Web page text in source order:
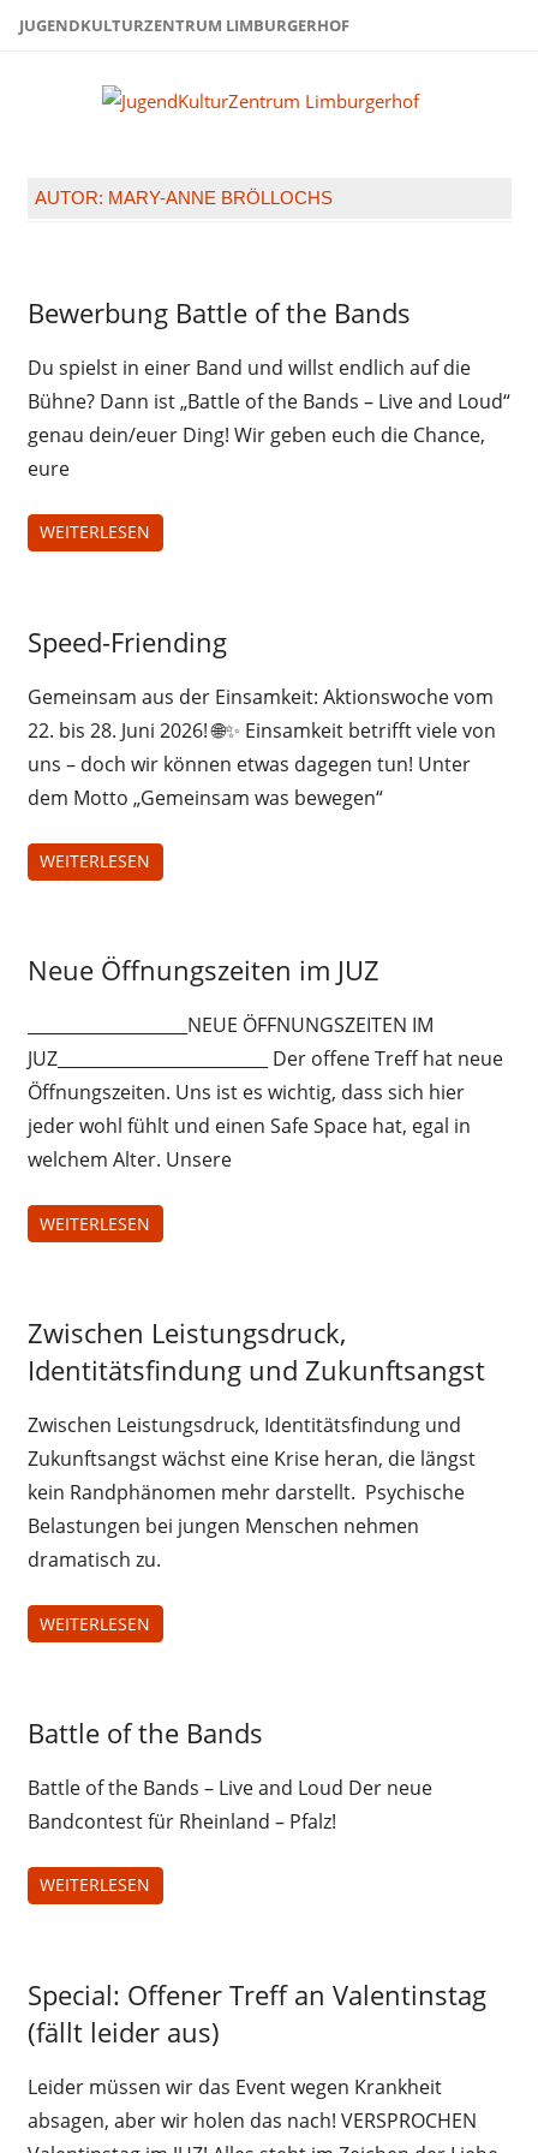
ZumJUGENDKULTURZENTRUM LIMBURGERHOF
AUTOR: MARY-ANNE BRÖLLOCHS
Juz-
Sommer
2026
Bewerbung Battle of the Bands
Du spielst in einer Band und willst endlich auf die
Bühne? Dann ist „Battle of the Bands – Live and Loud“
genau dein/euer Ding! Wir geben euch die Chance,
eure
WEITERLESEN
Speed-Friending
Gemeinsam aus der Einsamkeit: Aktionswoche vom
22. bis 28. Juni 2026! 🌐✨ Einsamkeit betrifft viele von
uns – doch wir können etwas dagegen tun! Unter
dem Motto „Gemeinsam was bewegen“
WEITERLESEN
Neue Öffnungszeiten im JUZ
___________________NEUE ÖFFNUNGSZEITEN IM
JUZ_________________________ Der offene Treff hat neue
Öffnungszeiten. Uns ist es wichtig, dass sich hier
jeder wohl fühlt und einen Safe Space hat, egal in
welchem Alter. Unsere
WEITERLESEN
Zwischen Leistungsdruck,
Identitätsfindung und Zukunftsangst
Zwischen Leistungsdruck, Identitätsfindung und
Zukunftsangst wächst eine Krise heran, die längst
kein Randphänomen mehr darstellt. Psychische
Belastungen bei jungen Menschen nehmen
dramatisch zu.
WEITERLESEN
Battle of the Bands
Battle of the Bands – Live and Loud Der neue
Bandcontest für Rheinland – Pfalz!
WEITERLESEN
Juz-
Treff
Special: Offener Treff an Valentinstag
(fällt leider aus)
Leider müssen wir das Event wegen Krankheit
absagen, aber wir holen das nach! VERSPROCHEN